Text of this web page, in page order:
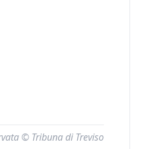
© Tribuna di Treviso